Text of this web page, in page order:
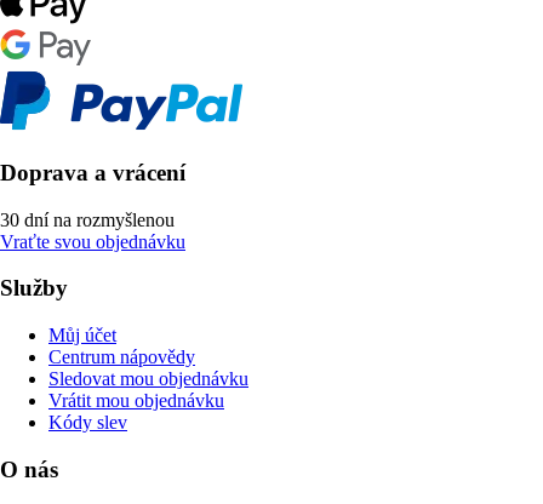
Doprava a vrácení
30 dní na rozmyšlenou
Vraťte svou objednávku
Služby
Můj účet
Centrum nápovědy
Sledovat mou objednávku
Vrátit mou objednávku
Kódy slev
O nás